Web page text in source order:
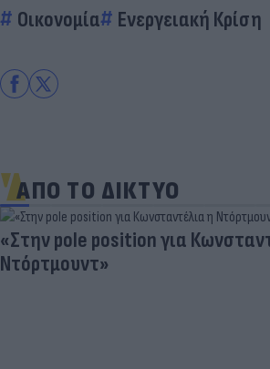
Οικονομία Ενεργειακή Κρίση
ΑΠΟ ΤΟ ΔΙΚΤΥΟ